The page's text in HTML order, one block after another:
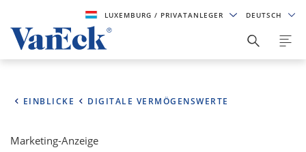
LUXEMBURG/ PRIVATANLEGER DEUTSCH
EINBLICKE DIGITALE VERMÖGENSWERTE
Marketing-Anzeige